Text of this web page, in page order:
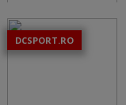
DCSPORT.RO